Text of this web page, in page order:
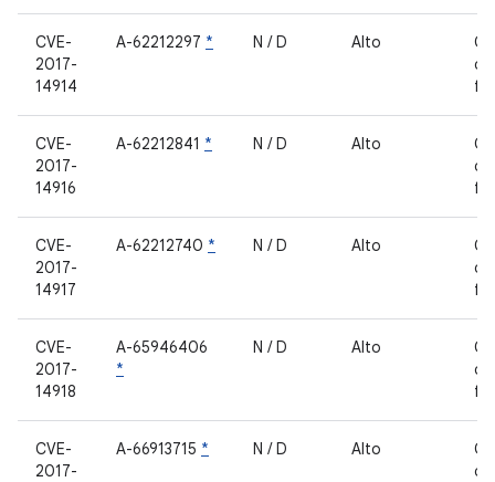
CVE-
2017-
14914
A-62212297 * N / D Alto
CVE-
2017-
14916
A-62212841 * N / D Alto
CVE-
2017-
14917
A-62212740 * N / D Alto
CVE-
2017-
14918
A-65946406
*
N / D Alto
CVE-
2017-
A-66913715 * N / D Alto